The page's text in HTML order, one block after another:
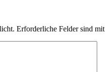
Erforderliche Felder sind mit